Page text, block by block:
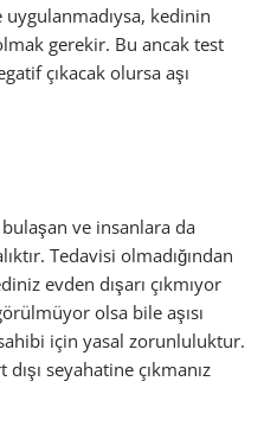
kedinin
gerekir. Bu ancak test
çıkacak olursa aşı
bulaşan ve insanlara da
Tedavisi olmadığından
evden dışarı çıkmıyor
olsa bile aşısı
için yasal zorunluluktur.
seyahatine çıkmanız